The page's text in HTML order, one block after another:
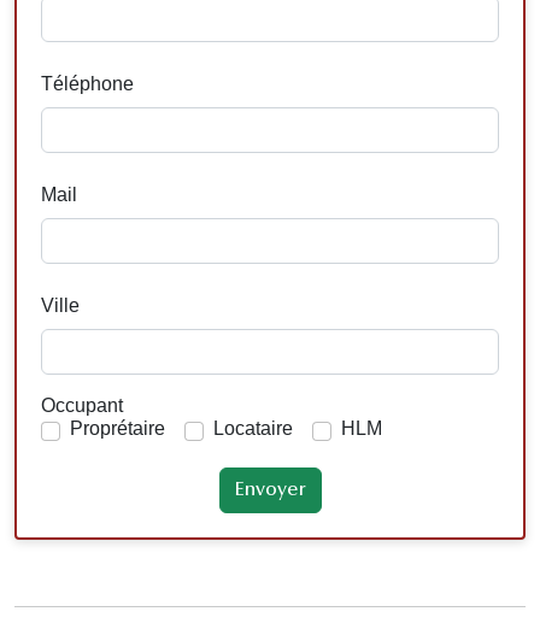
Téléphone
Mail
Ville
Occupant
Proprétaire
Locataire HLM